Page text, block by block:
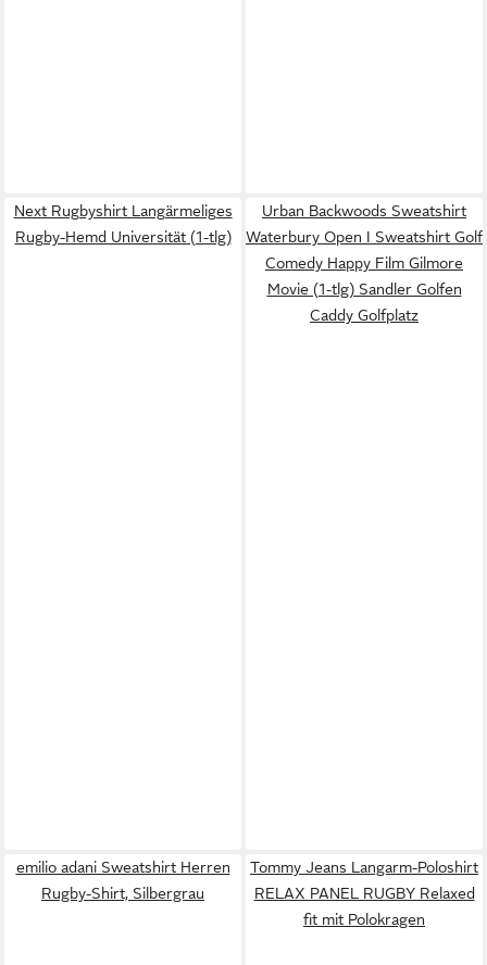
Next Rugbyshirt Langärmeliges
Rugby-Hemd Universität (1-tlg)
Urban Backwoods Sweatshirt
Waterbury Open I Sweatshirt Golf
Comedy Happy Film Gilmore
Movie (1-tlg) Sandler Golfen
Caddy Golfplatz
emilio adani Sweatshirt Herren
Rugby-Shirt, Silbergrau
Tommy Jeans Langarm-Poloshirt
RELAX PANEL RUGBY Relaxed
fit mit Polokragen